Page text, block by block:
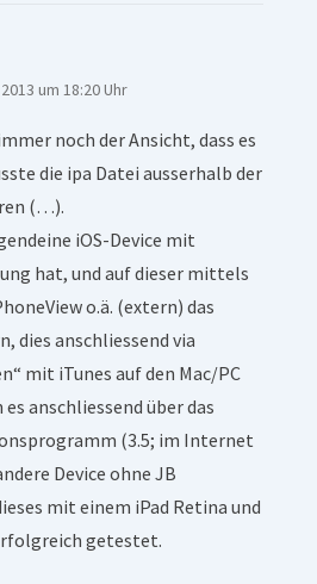
um 18:20 Uhr
noch der Ansicht, dass es
die ipa Datei ausserhalb der
(…).
iOS-Device mit
hat, und auf dieser mittels
o.ä. (extern) das
dies anschliessend via
mit iTunes auf den Mac/PC
anschliessend über das
(3.5; im Internet
Device ohne JB
mit einem iPad Retina und
getestet.